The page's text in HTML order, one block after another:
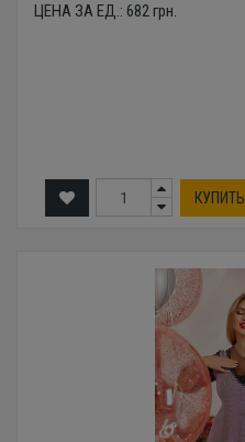
ЦЕНА ЗА ЕД.: 682грн.
КУПИТЬ